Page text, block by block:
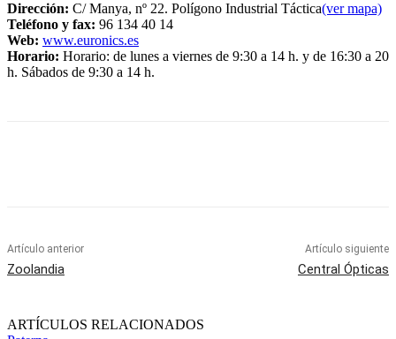
Dirección: C/ Manya, nº 22. Polígono Industrial Táctica(ver mapa)
Teléfono y fax: 96 134 40 14
Web: www.euronics.es
Horario: Horario: de lunes a viernes de 9:30 a 14 h. y de 16:30 a 20
h. Sábados de 9:30 a 14 h.
Artículo anterior
Zoolandia
Artículo siguiente
Central Ópticas
ARTÍCULOS RELACIONADOS